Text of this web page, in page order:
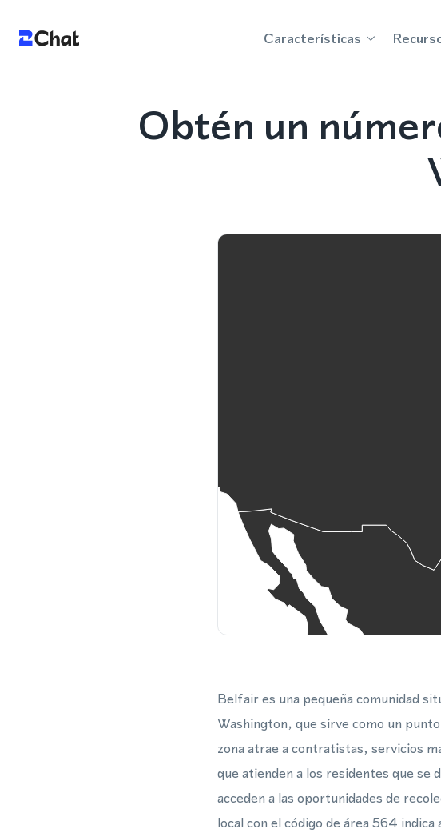
Características
Obtén un
Belfair es una pequeña comunidad
Washington, que sirve como un
zona atrae a contratistas, servicios
que atienden a los residentes que se
acceden a las oportunidades de
local con el código de área 564